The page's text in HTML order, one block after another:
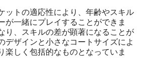
ットの適応性により、年齢やスキル
が一緒にプレイすることができま
り、スキルの差が顕著になることが
デザインと小さなコートサイズによ
楽しく包括的なものとなっていま